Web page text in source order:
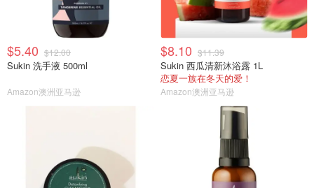
$5.40 $12.00
Sukin 洗手液 500ml
Amazon澳洲亚马逊
$8.10 $11.39
Sukin 西瓜清新沐浴露 1L
恋夏一族在冬天的爱！
Amazon澳洲亚马逊